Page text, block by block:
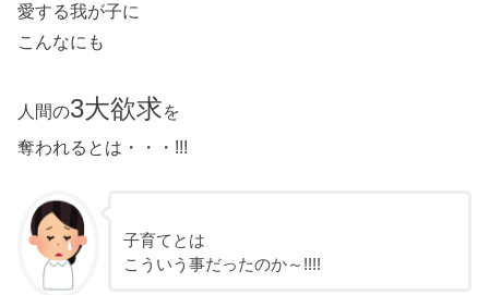
愛する我が子に
こんなにも
人間の3大欲求を
奪われるとは・・・!!!
子育てとは
こういう事だったのか～!!!!